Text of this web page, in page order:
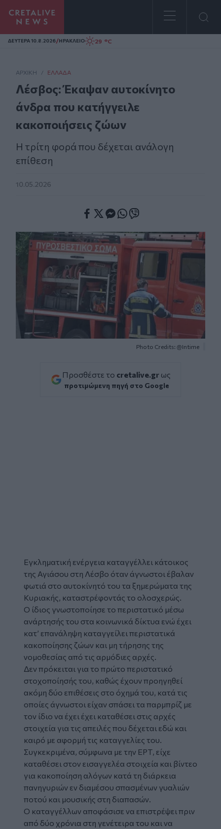
Homepage
ΔΕΥΤΕΡΑ 10.8.2026/ΗΡΑΚΛΕΙΟ 29 °C
ΑΡΧΙΚΗ / ΕΛΛΆΔΑ
Λέσβος: Έκαψαν αυτοκίνητο
άνδρα που κατήγγειλε
κακοποιήσεις ζώων
H τρίτη φορά που δέχεται ανάλογη
επίθεση
10.05.2026
Photo Credits: @Intime
Προσθέστε το cretalive.gr ως
προτιμώμενη πηγή στο Google
Εγκληματική ενέργεια καταγγέλλει κάτοικος
της Αγιάσου στη Λέσβο όταν άγνωστοι έβαλαν
φωτιά στο αυτοκίνητό του τα ξημερώματα της
Κυριακής, καταστρέφοντάς το ολοσχερώς.
Ο ίδιος γνωστοποίησε το περιστατικό μέσω
ανάρτησής του στα κοινωνικά δίκτυα ενώ έχει
κατ’ επανάληψη καταγγείλει περιστατικά
κακοποίησης ζώων και μη τήρησης της
νομοθεσίας από τις αρμόδιες αρχές.
Δεν πρόκειται για το πρώτο περιστατικό
στοχοποίησής του, καθώς έχουν προηγηθεί
ακόμη δύο επιθέσεις στο όχημά του, κατά τις
οποίες άγνωστοι είχαν σπάσει τα παρμπρίζ με
τον ίδιο να έχει έχει καταθέσει στις αρχές
στοιχεία για τις απειλές που δέχεται εδώ και
καιρό με αφορμή τις καταγγελίες του.
Συγκεκριμένα, σύμφωνα με την ΕΡΤ, είχε
καταθέσει στον εισαγγελέα στοιχεία και βίντεο
για κακοποίηση αλόγων κατά τη διάρκεια
πανηγυριών εν διαμέσου σπασμένων γυαλιών
ποτού και μουσικής στη διαπασών.
Ο καταγγέλλων αποφάσισε να επιστρέψει πριν
από δύο χρόνια στη γενέτειρα του και να